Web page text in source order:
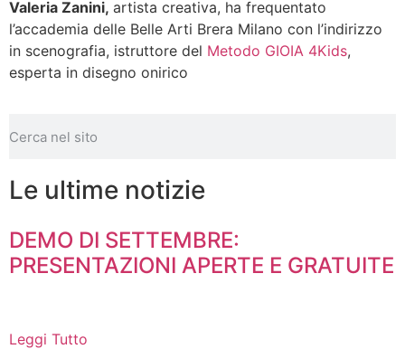
Valeria Zanini, artista creativa, ha frequentato
l’accademia delle Belle Arti Brera Milano con l’indirizzo
in scenografia, istruttore del Metodo GIOIA 4Kids,
esperta in disegno onirico
Le ultime notizie
DEMO DI SETTEMBRE:
PRESENTAZIONI APERTE E GRATUITE
Leggi Tutto